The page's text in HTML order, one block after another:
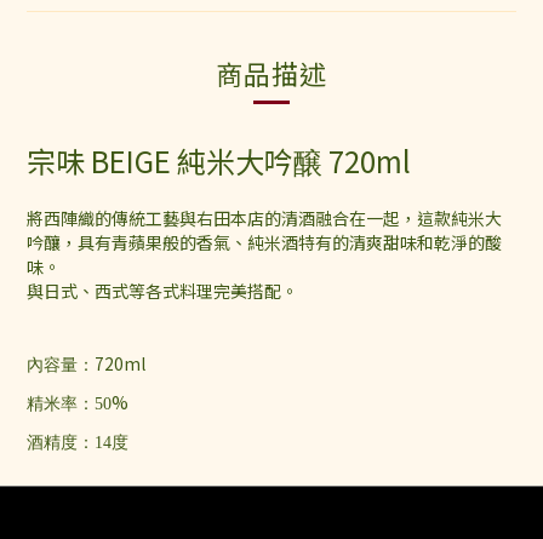
商品描述
宗味 BEIGE 純米大吟醸 720ml
將西陣織的傳統工藝與右田本店的清酒融合在一起，這款純米大
吟釀，具有青蘋果般的香氣、純米酒特有的清爽甜味和乾淨的酸
味。
與日式、西式等各式料理完美搭配。
內容量： 720ml
精米率：50%
酒精度： 14度